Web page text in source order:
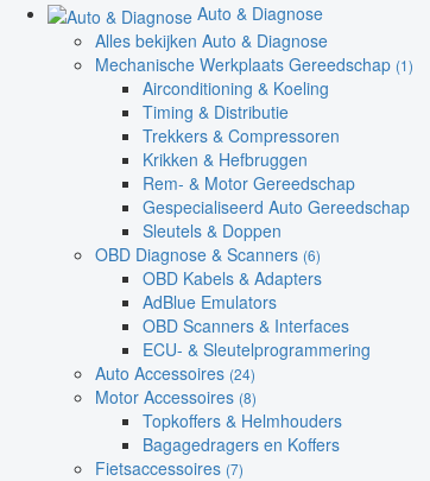
Auto & Diagnose
Alles bekijken Auto & Diagnose
Mechanische Werkplaats Gereedschap (1)
Airconditioning & Koeling
Timing & Distributie
Trekkers & Compressoren
Krikken & Hefbruggen
Rem- & Motor Gereedschap
Gespecialiseerd Auto Gereedschap
Sleutels & Doppen
OBD Diagnose & Scanners (6)
OBD Kabels & Adapters
AdBlue Emulators
OBD Scanners & Interfaces
ECU- & Sleutelprogrammering
Auto Accessoires (24)
Motor Accessoires (8)
Topkoffers & Helmhouders
Bagagedragers en Koffers
Fietsaccessoires (7)